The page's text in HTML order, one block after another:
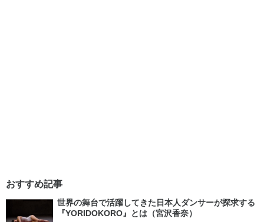
おすすめ記事
世界の舞台で活躍してきた日本人ダンサーが探求する
『YORIDOKORO』とは（宮沢香奈）